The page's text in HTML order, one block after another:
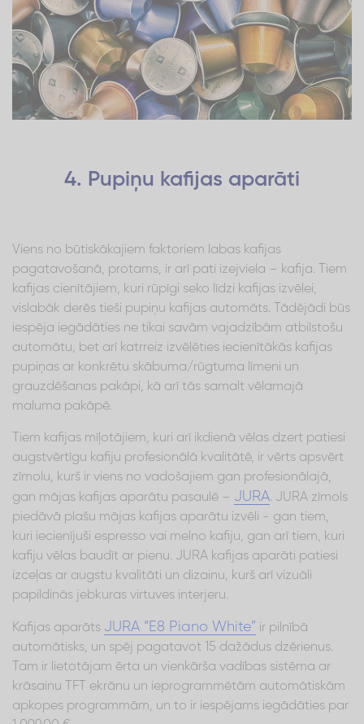
4. Pupiņu kafijas aparāti
Viens no būtiskākajiem faktoriem labas kafijas
pagatavošanā, protams, ir arī pati izejviela – kafija. Tiem
kafijas cienītājiem, kuri rūpīgi seko līdzi kafijas izvēlei,
vislabāk derēs tieši pupiņu kafijas automāts. Tādējādi būs
iespēja iegādāties ne tikai savām vajadzībām atbilstošu
automātu, bet arī katrreiz izvēlēties iecienītākās kafijas
pupiņas ar konkrētu skābuma/rūgtuma līmeni un
grauzdēšanas pakāpi, kā arī tās samalt vēlamajā
maluma pakāpē.
Tiem kafijas mīļotājiem, kuri arī ikdienā vēlas dzert patiesi
augstvērtīgu kafiju profesionālā kvalitātē, ir vērts apsvērt
zīmolu, kurš ir viens no vadošajiem gan profesionālajā,
gan mājas kafijas aparātu pasaulē – JURA. JURA zīmols
piedāvā plašu mājas kafijas aparātu izvēli - gan tiem,
kuri iecienījuši espresso vai melno kafiju, gan arī tiem, kuri
kafiju vēlas baudīt ar pienu. JURA kafijas aparāti patiesi
izceļas ar augstu kvalitāti un dizainu, kurš arī vizuāli
papildinās jebkuras virtuves interjeru.
Kafijas aparāts JURA “E8 Piano White” ir pilnībā
automātisks, un spēj pagatavot 15 dažādus dzērienus.
Tam ir lietotājam ērta un vienkārša vadības sistēma ar
krāsainu TFT ekrānu un ieprogrammētām automātiskām
apkopes programmām, un to ir iespējams iegādāties par